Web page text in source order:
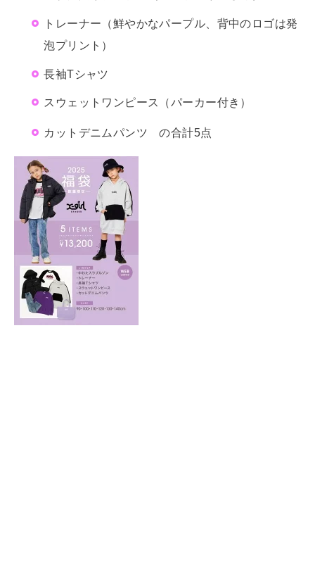
トレーナー（鮮やかなパープル、背中のロゴは発
泡プリント）
長袖Tシャツ
スウェットワンピース（パーカー付き）
カットデニムパンツ の合計5点